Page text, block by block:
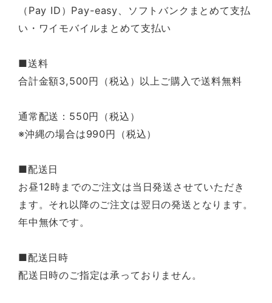
（Pay ID）Pay-easy、ソフトバンクまとめて支払
い・ワイモバイルまとめて支払い
■送料
合計金額3,500円（税込）以上ご購入で送料無料
通常配送：550円（税込）
※沖縄の場合は990円（税込）
■配送日
お昼12時までのご注文は当日発送させていただき
ます。それ以降のご注文は翌日の発送となります。
年中無休です。
■配送日時
配送日時のご指定は承っておりません。